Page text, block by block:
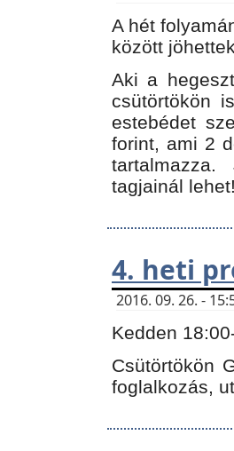
A hét
között
Aki a
csütörtökön
estebédet
forint, ami 2
tartalmazza.
tagjainál
4. heti
2016. 09. 26. -
Kedden
Csütörtökön
foglalkozás,